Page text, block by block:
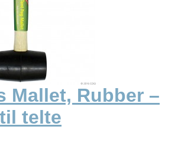
Mallet, Rubber –
telte